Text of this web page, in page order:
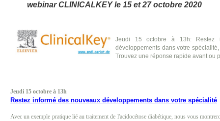
webinar CLINICALKEY le 15 et 27 octobre 2020
Jeudi 15 octobre à 13h: Restez
développements dans votre
Trouvez une réponse rapide avant ou
Jeudi 15 octobre à 13h
Restez informé des nouveaux développements dans votre spécialité
Avec un exemple pratique lié au traitement de l'acidocétose diabétique, nous vous